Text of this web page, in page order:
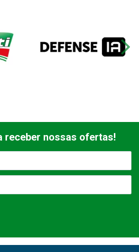
receber nossas ofertas!